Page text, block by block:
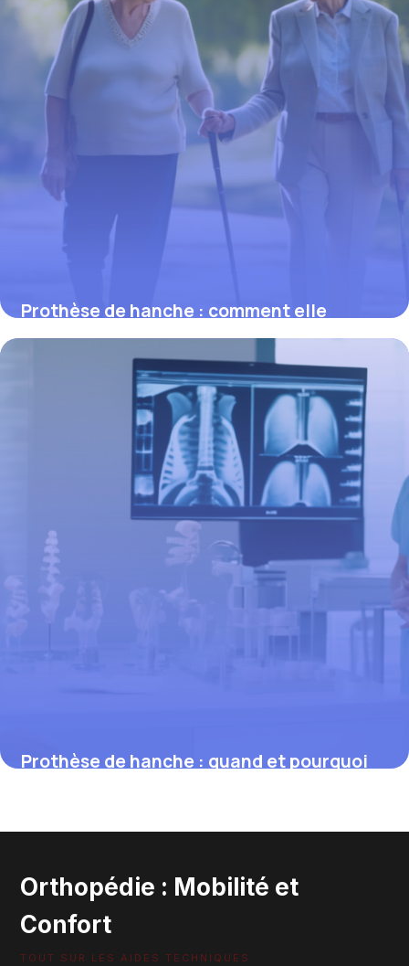
Prothèse de hanche : comment elle
améliore la mobilité et la qualité de vie
Prothèse de hanche : quand et pourquoi
Orthopédie : Mobilité et
Confort
TOUT SUR LES AIDES TECHNIQUES